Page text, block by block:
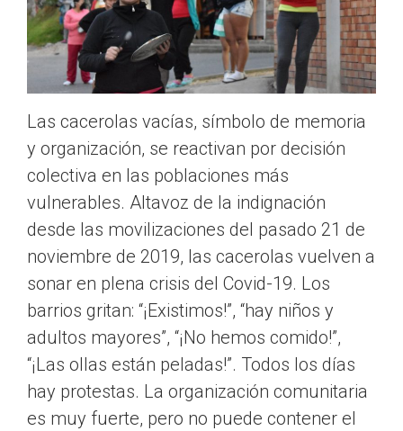
Las cacerolas vacías, símbolo de memoria
y organización, se reactivan por decisión
colectiva en las poblaciones más
vulnerables. Altavoz de la indignación
desde las movilizaciones del pasado 21 de
noviembre de 2019, las cacerolas vuelven a
sonar en plena crisis del Covid-19. Los
barrios gritan: “¡Existimos!”, “hay niños y
adultos mayores”, “¡No hemos comido!”,
“¡Las ollas están peladas!”. Todos los días
hay protestas. La organización comunitaria
es muy fuerte, pero no puede contener el